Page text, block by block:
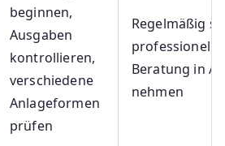
beginnen,
Ausgaben
kontrollieren,
verschiedene
Anlageformen
prüfen
Regelmäßig
professionelle
Beratung in
nehmen